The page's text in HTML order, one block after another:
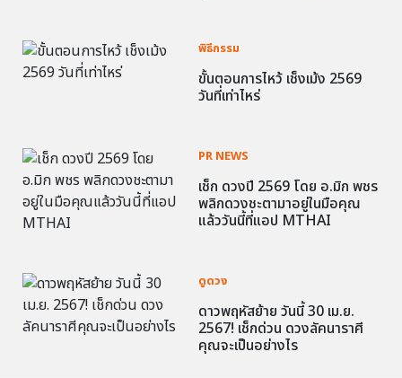
พิธีกรรม
ขั้นตอนการไหว้ เช็งเม้ง 2569
วันที่เท่าไหร่
PR NEWS
เช็ก ดวงปี 2569 โดย อ.มิก พชร
พลิกดวงชะตามาอยู่ในมือคุณ
แล้ววันนี้ที่แอป MTHAI
ดูดวง
ดาวพฤหัสย้าย วันนี้ 30 เม.ย.
2567! เช็กด่วน ดวงลัคนาราศี
คุณจะเป็นอย่างไร